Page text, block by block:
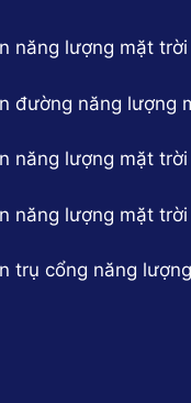
năng lượng mặt trời
đường năng lượng
năng lượng mặt trời
năng lượng mặt
trụ cổng năng